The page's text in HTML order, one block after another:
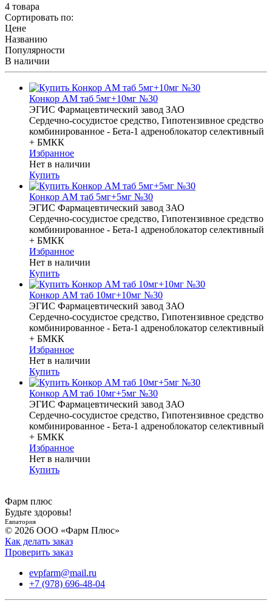
4 товара
Сортировать по:
Цене
Названию
Популярности
В наличии
Конкор АМ таб 5мг+10мг №30
ЭГИС Фармацевтический завод ЗАО
Сердечно-сосудистое средство, Гипотензивное средство
комбинированное - Бета-1 адреноблокатор селективный
+ БМКК
Избранное
Нет в наличии
Купить
Конкор АМ таб 5мг+5мг №30
ЭГИС Фармацевтический завод ЗАО
Сердечно-сосудистое средство, Гипотензивное средство
комбинированное - Бета-1 адреноблокатор селективный
+ БМКК
Избранное
Нет в наличии
Купить
Конкор АМ таб 10мг+10мг №30
ЭГИС Фармацевтический завод ЗАО
Сердечно-сосудистое средство, Гипотензивное средство
комбинированное - Бета-1 адреноблокатор селективный
+ БМКК
Избранное
Нет в наличии
Купить
Конкор АМ таб 10мг+5мг №30
ЭГИС Фармацевтический завод ЗАО
Сердечно-сосудистое средство, Гипотензивное средство
комбинированное - Бета-1 адреноблокатор селективный
+ БМКК
Избранное
Нет в наличии
Купить
Фарм плюс
Будьте здоровы!
Евпатория
© 2026 ООО «Фарм Плюс»
Как делать заказ
Проверить заказ
evpfarm@mail.ru
+7 (978) 696-48-04